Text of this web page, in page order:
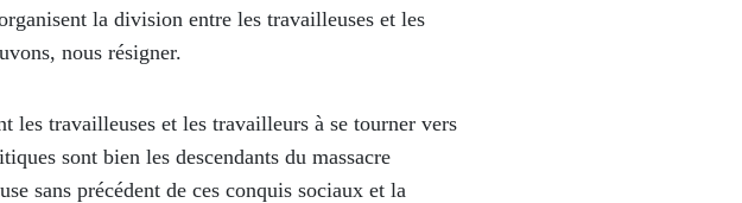
la division entre les travailleuses et les
nous résigner.
les travailleuses et les travailleurs à se tourner vers
sont bien les descendants du massacre
sans précédent de ces conquis sociaux et la